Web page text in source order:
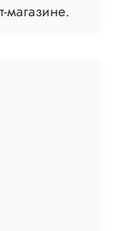
магазине.